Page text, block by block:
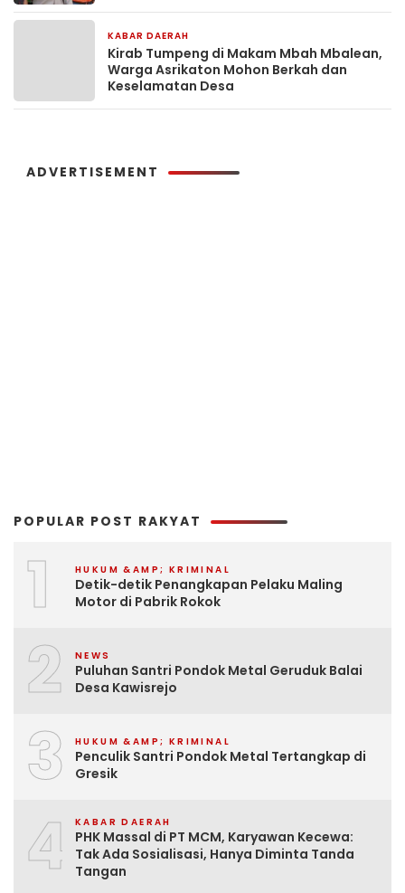
KABAR DAERAH
Kirab Tumpeng di Makam Mbah Mbalean,
Warga Asrikaton Mohon Berkah dan
Keselamatan Desa
ADVERTISEMENT
POPULAR POST RAKYAT
1 HUKUM &AMP; KRIMINAL
Detik-detik Penangkapan Pelaku Maling
Motor di Pabrik Rokok
2 NEWS
Puluhan Santri Pondok Metal Geruduk Balai
Desa Kawisrejo
3 HUKUM &AMP; KRIMINAL
Penculik Santri Pondok Metal Tertangkap di
Gresik
4 KABAR DAERAH
PHK Massal di PT MCM, Karyawan Kecewa:
Tak Ada Sosialisasi, Hanya Diminta Tanda
Tangan